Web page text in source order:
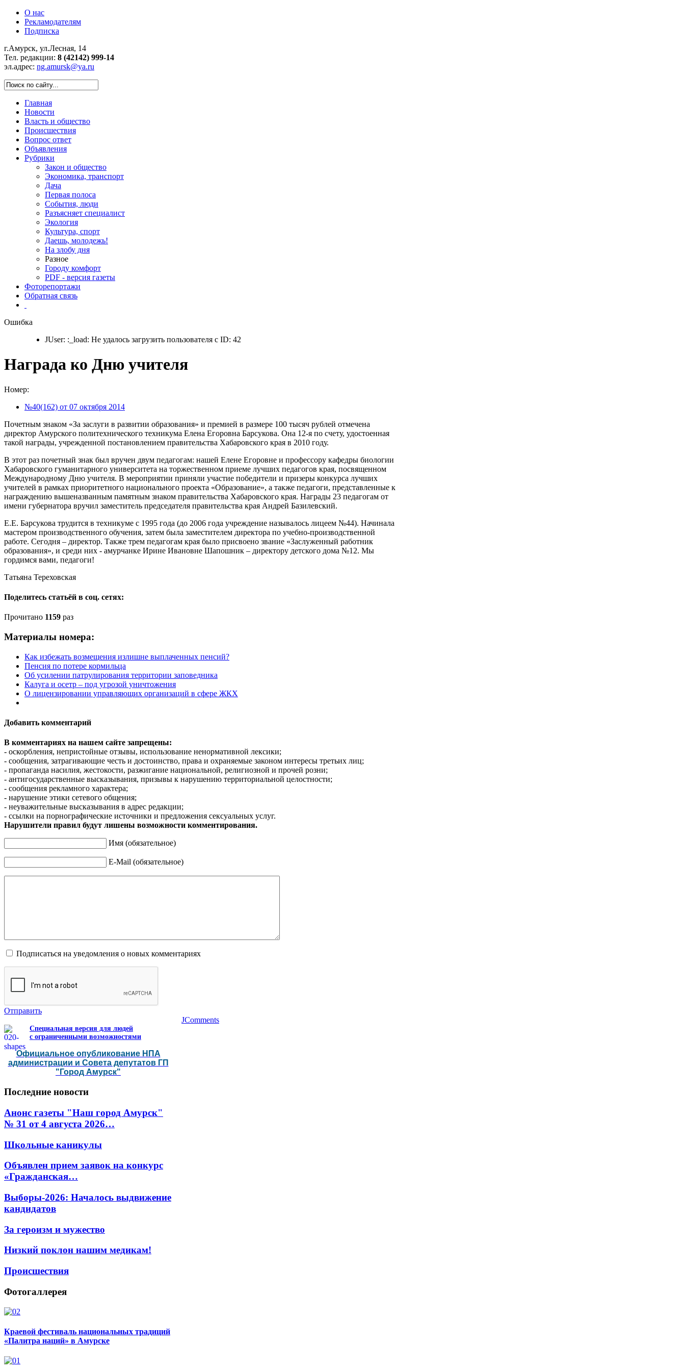
О нас
Рекламодателям
Подписка
г.Амурск, ул.Лесная, 14
Тел. редакции: 8 (42142) 999-14
эл.адрес: ng.amursk@ya.ru
Главная
Новости
Власть и общество
Происшествия
Вопрос ответ
Объявления
Рубрики
Закон и общество
Экономика, транспорт
Дача
Первая полоса
События, люди
Разъясняет специалист
Экология
Культура, спорт
Даешь, молодежь!
На злобу дня
Разное
Городу комфорт
PDF - версия газеты
Фоторепортажи
Обратная связь
Ошибка
JUser: :_load: Не удалось загрузить пользователя с ID: 42
Награда ко Дню учителя
Номер:
№40(162) от 07 октября 2014
Почетным знаком «За заслуги в развитии образования» и премией в размере 100 тысяч рублей отмечена
директор Амурского политехнического техникума Елена Егоровна Барсукова. Она 12-я по счету, удостоенная
такой награды, учрежденной постановлением правительства Хабаровского края в 2010 году.
В этот раз почетный знак был вручен двум педагогам: нашей Елене Егоровне и профессору кафедры биологии
Хабаровского гуманитарного университета на торжественном приеме лучших педагогов края, посвященном
Международному Дню учителя. В мероприятии приняли участие победители и призеры конкурса лучших
учителей в рамках приоритетного национального проекта «Образование», а также педагоги, представленные к
награждению вышеназванным памятным знаком правительства Хабаровского края. Награды 23 педагогам от
имени губернатора вручил заместитель председателя правительства края Андрей Базилевский.
Е.Е. Барсукова трудится в техникуме с 1995 года (до 2006 года учреждение называлось лицеем №44). Начинала
мастером производственного обучения, затем была заместителем директора по учебно-производственной
работе. Сегодня – директор. Также трем педагогам края было присвоено звание «Заслуженный работник
образования», и среди них - амурчанке Ирине Ивановне Шапошник – директору детского дома №12. Мы
гордимся вами, педагоги!
Татьяна Тереховская
Поделитесь статьёй в соц. сетях:
Прочитано 1159 раз
Материалы номера:
Как избежать возмещения излишне выплаченных пенсий?
Пенсия по потере кормильца
Об усилении патрулирования территории заповедника
Калуга и осетр – под угрозой уничтожения
О лицензировании управляющих организаций в сфере ЖКХ
Добавить комментарий
В комментариях на нашем сайте запрещены:
- оскорбления, непристойные отзывы, использование ненормативной лексики;
- сообщения, затрагивающие честь и достоинство, права и охраняемые законом интересы третьих лиц;
- пропаганда насилия, жестокости, разжигание национальной, религиозной и прочей розни;
- антигосударственные высказывания, призывы к нарушению территориальной целостности;
- сообщения рекламного характера;
- нарушение этики сетевого общения;
- неуважительные высказывания в адрес редакции;
- ссылки на порнографические источники и предложения сексуальных услуг.
Нарушители правил будут лишены возможности комментирования.
Имя (обязательное)
E-Mail (обязательное)
Подписаться на уведомления о новых комментариях
Отправить
JComments
Специальная версия для людей
с ограниченными возможностями
Официальное опубликование НПА
администрации и Совета депутатов ГП
"Город Амурск"
Последние новости
Анонс газеты "Наш город Амурск"
№ 31 от 4 августа 2026…
Школьные каникулы
Объявлен прием заявок на конкурс
«Гражданская…
Выборы-2026: Началось выдвижение
кандидатов
За героизм и мужество
Низкий поклон нашим медикам!
Происшествия
Фотогаллерея
Краевой фестиваль национальных традиций
«Палитра наций» в Амурске